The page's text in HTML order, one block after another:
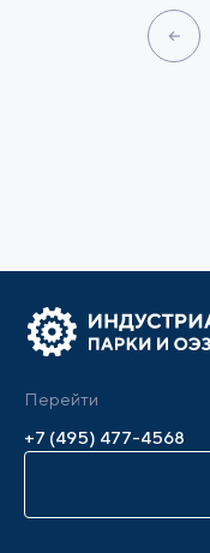
Перейти
+7 (495) 477-4568